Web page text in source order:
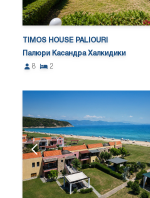
TIMOS HOUSE PALIOURI
Палюри Касандра Халкидики
8
2